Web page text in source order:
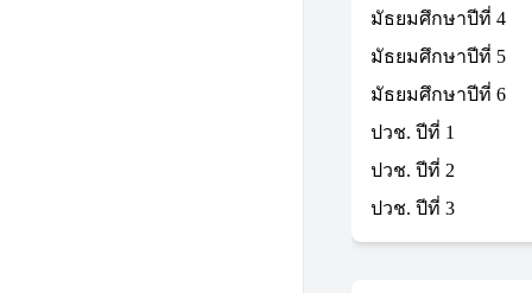
มัธยมศึกษาปีที่ 4
มัธยมศึกษาปีที่ 5
มัธยมศึกษาปีที่ 6
ปวช. ปีที่ 1
ปวช. ปีที่ 2
ปวช. ปีที่ 3